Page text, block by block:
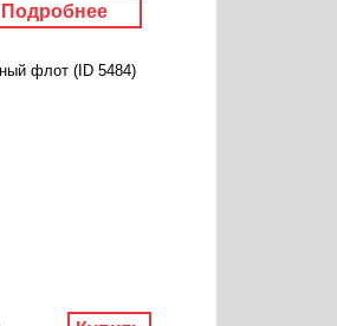
Подробнее
флот (ID 5484)